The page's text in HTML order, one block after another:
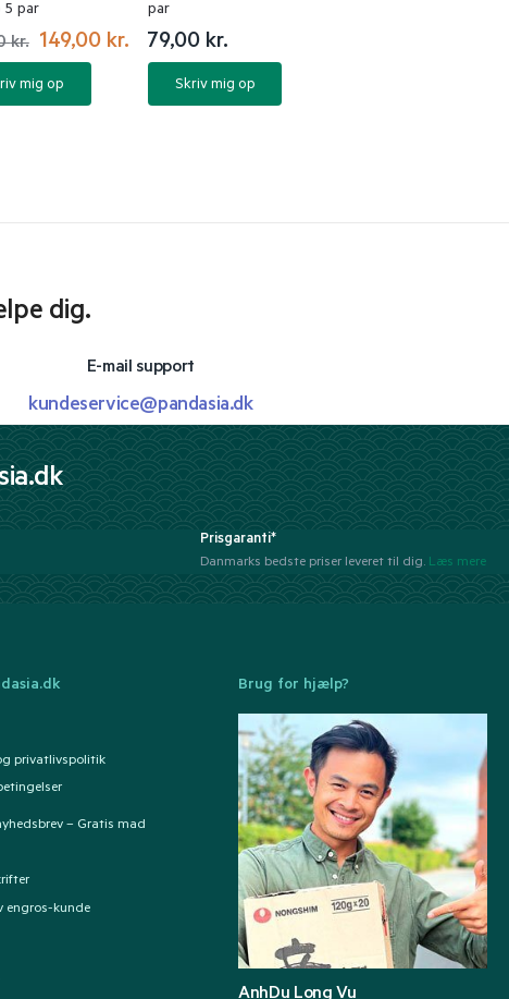
5 par
kr. 149,00 kr.
mig op
par
79,00 kr.
Skriv mig op
dig.
E-mail support
kundeservice@pandasia.dk
Prisgaranti*
Danmarks bedste priser leveret til dig. Læs mere
privatlivspolitik
– Gratis mad
engros-kunde
Brug for hjælp?